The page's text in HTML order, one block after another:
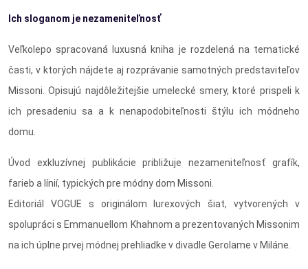
Ich sloganom je nezameniteľnosť
Veľkolepo spracovaná luxusná kniha je rozdelená na tematické
časti, v ktorých nájdete aj rozprávanie samotných predstaviteľov
Missoni. Opisujú najdôležitejšie umelecké smery, ktoré prispeli k
ich presadeniu sa a k nenapodobiteľnosti štýlu ich módneho
domu.
Úvod exkluzívnej publikácie približuje nezameniteľnosť grafík,
farieb a línií, typických pre módny dom Missoni.
Editoriál VOGUE s originálom lurexových šiat, vytvorených v
spolupráci s Emmanuellom Khahnom a prezentovaných Missonim
na ich úplne prvej módnej prehliadke v divadle Gerolame v Miláne.